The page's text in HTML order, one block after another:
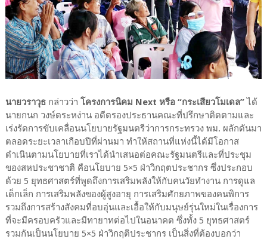
นายวราวุธกล่าวว่า โครงการนิคม Next หรือ “กระเสียวโมเดล”ได้
นายกนก วงษ์ตระหง่าน อดีตรองประธานคณะที่ปรึกษาติดตามและ
เร่งรัดการขับเคลื่อนนโยบายรัฐมนตรีว่าการกระทรวง พม. ผลักดันมา
ตลอดระยะเวลาเกือบปีที่ผ่านมา ทำให้สถานที่แห่งนี้ได้มีโอกาส
ดำเนินตามนโยบายที่เราได้นำเสนอต่อคณะรัฐมนตรีและที่ประชุม
ของสหประชาชาติ คือนโยบาย 5×5 ฝ่าวิกฤตประชากร ซึ่งประกอบ
ด้วย 5 ยุทธศาสตร์ที่พูดถึงการเสริมพลังให้กับคนวัยทำงาน การดูแล
เด็กเล็ก การเสริมพลังของผู้สูงอายุ การเสริมศักยภาพของคนพิการ
รวมถึงการสร้างสังคมที่อบอุ่นและเอื้อให้กับมนุษย์รุ่นใหม่ในเรื่องการ
ที่จะมีครอบครัวและมีทายาทต่อไปในอนาคต ซึ่งทั้ง 5 ยุทธศาสตร์
รวมกันเป็นนโยบาย 5×5 ฝ่าวิกฤติประชากร เป็นสิ่งที่ต้องบอกว่า